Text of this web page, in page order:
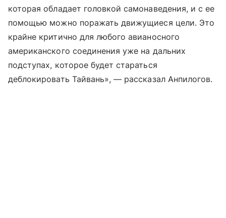
которая обладает головкой самонаведения, и с ее
помощью можно поражать движущиеся цели. Это
крайне критично для любого авианосного
американского соединения уже на дальних
подступах, которое будет стараться
деблокировать Тайвань», — рассказал Анпилогов.